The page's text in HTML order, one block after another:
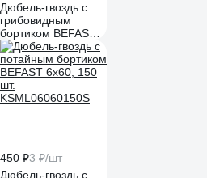
Дюбель-гвоздь с
грибовидным
бортиком BEFAST
6x60, 200 шт.
KSMK06060200S
450 ₽3 ₽/шт
Дюбель-гвоздь с